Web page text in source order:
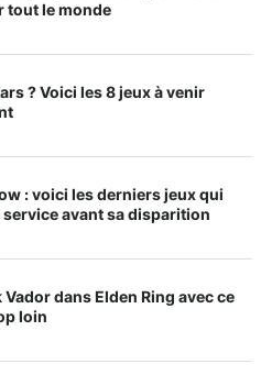
tout le monde
? Voici les 8 jeux à venir
: voici les derniers jeux qui
avant sa disparition
Vador dans Elden Ring avec ce
loin